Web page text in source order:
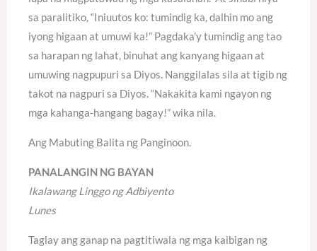
sa paralitiko, “Iniuutos ko: tumindig ka, dalhin mo ang
iyong higaan at umuwi ka!” Pagdaka’y tumindig ang tao
sa harapan ng lahat, binuhat ang kanyang higaan at
umuwing nagpupuri sa Diyos. Nanggilalas sila at tigib ng
takot na nagpuri sa Diyos. “Nakakita kami ngayon ng
mga kahanga-hangang bagay!” wika nila.
Ang Mabuting Balita ng Panginoon.
PANALANGIN NG BAYAN
Ikalawang Linggo ng Adbiyento
Lunes
Taglay ang ganap na pagtitiwala ng mga kaibigan ng